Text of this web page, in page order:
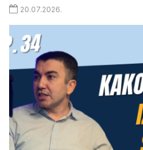
20.07.2026.